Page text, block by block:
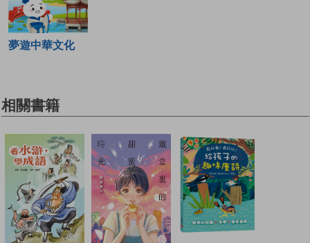
夢遊中華文化
相關書籍